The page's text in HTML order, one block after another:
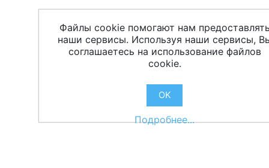
Файлы cookie помогают нам
наши сервисы. Используя наши сервисы,
соглашаетесь на использование файлов
cookie.
OK
Подробнее...